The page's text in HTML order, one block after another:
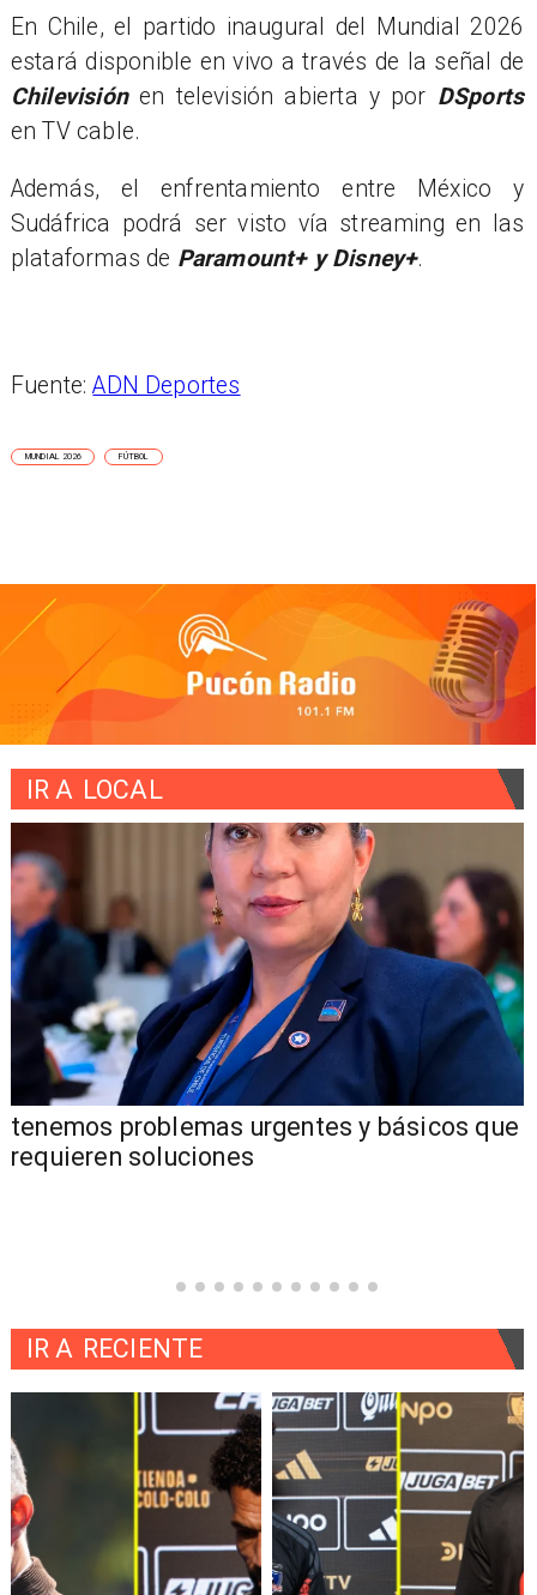
En Chile, el partido inaugural del Mundial 2026
estará disponible en vivo a través de la señal de
Chilevisiónen televisión abierta y por DSports
en TV cable.
Además, el enfrentamiento entre México y
Sudáfrica podrá ser visto vía streaming en las
plataformas de Paramount+ y Disney+.
Fuente:ADN Deportes
MUNDIAL 2026 FÚTBOL
IR A LOCAL
tenemos problemas urgentes y básicos que
requieren soluciones
IR A RECIENTE